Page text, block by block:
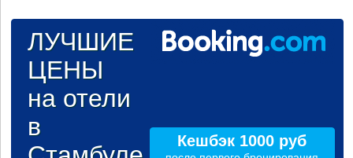
ЛУЧШИЕ
ЦЕНЫ
на отели
в
Кешбэк 1000 руб